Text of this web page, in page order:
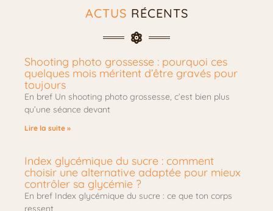
ACTUS RÉCENTS
Shooting photo grossesse : pourquoi ces
quelques mois méritent d’être gravés pour
toujours
En bref Un shooting photo grossesse, c’est bien plus
qu’une séance devant
Lire la suite »
Index glycémique du sucre : comment
choisir une alternative adaptée pour mieux
contrôler sa glycémie ?
En bref Index glycémique du sucre : ce que ton corps
ressent